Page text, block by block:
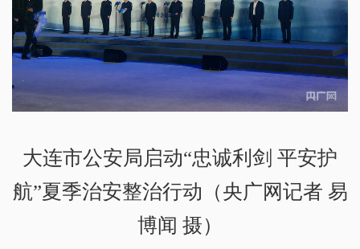
大连市公安局启动“忠诚利剑 平安护
航”夏季治安整治行动（央广网记者 易
博闻 摄）